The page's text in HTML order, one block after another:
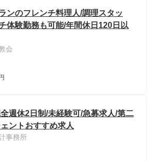
ンのフレンチ料理人/調理スタッ
体験勤務も可能/年間休日120日以
会
週休2日制/未経験可/急募求人/第二
ントおすすめ求人
事務所